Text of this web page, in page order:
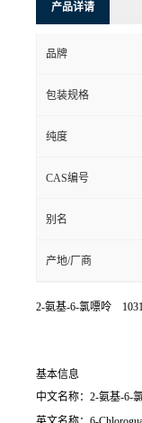
产品详请
品牌
包装规格
纯度
CAS编号
别名
产地/厂商
2-氨基-6-氯嘌呤
基本信息
中文名称：2-氨基-6-